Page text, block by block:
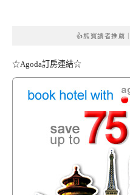
👍熊寶讀者推薦
☆Agoda訂房連結☆